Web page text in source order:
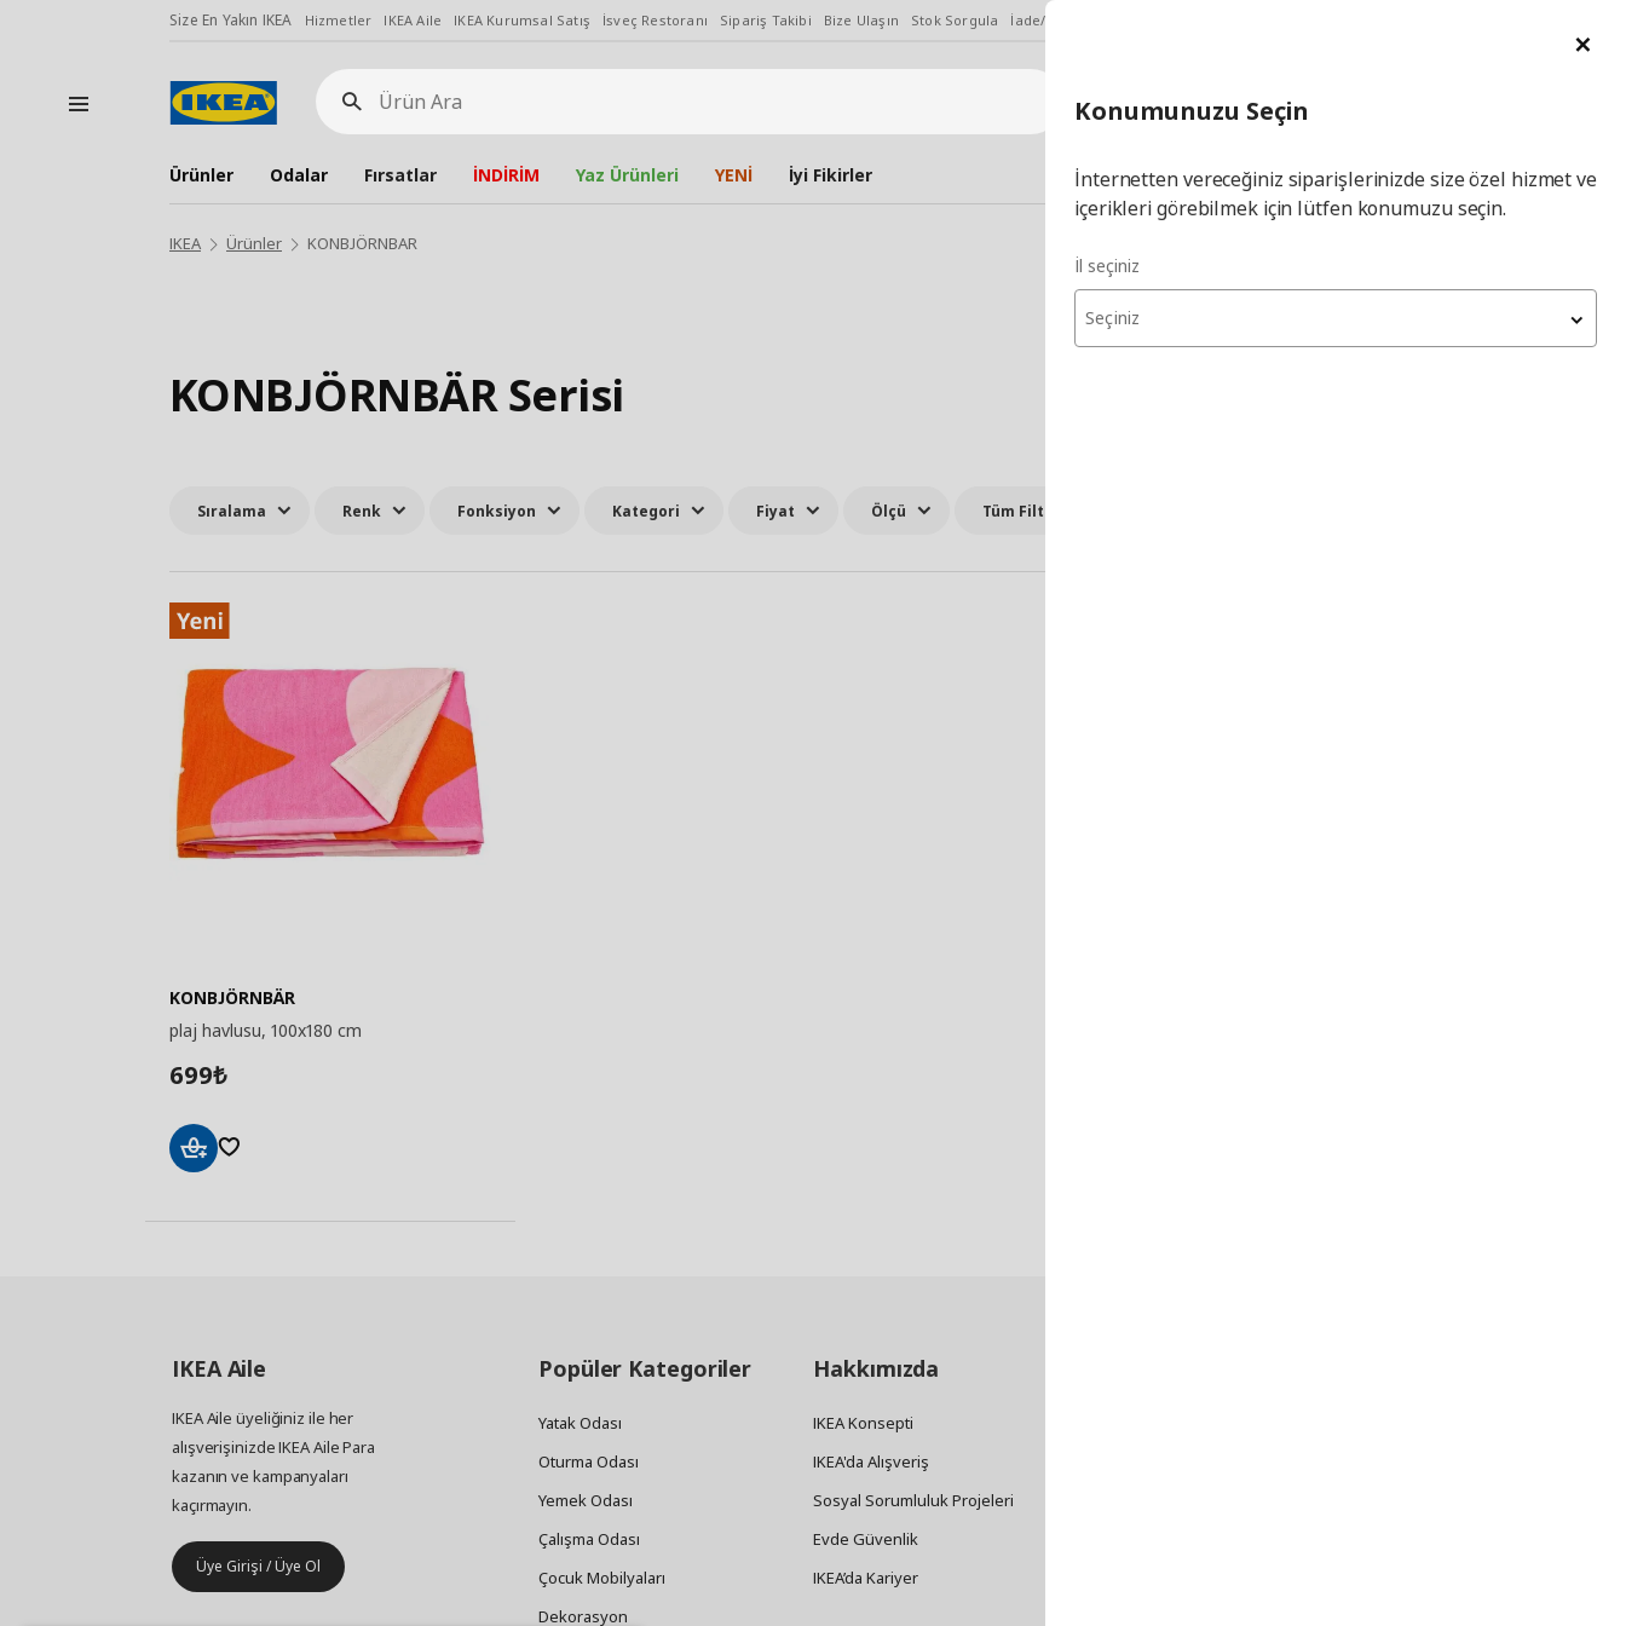
Size En Yakın IKEA Hizmetler IKEA Aile IKEA Kurumsal Satış İsveç Restoranı Sipariş Takibi Bize Ulaşın Stok Sorgula İade/Değişim Talebi
Ürün
Ara
İl Seçiniz İl
Hej! Üye Girişi / Üye Ol
Ürünler Odalar Fırsatlar İNDİRİM Yaz Ürünleri YENİ İyi Fikirler
IKEA Ürünler KONBJÖRNBAR
KONBJÖRNBÄR Serisi
Sıralama Renk Fonksiyon Kategori Fiyat Ölçü Tüm Filtreler
KONBJÖRNBÄR
plaj havlusu, 100x180 cm
699₺
IKEAAile
IKEA Aile üyeliğiniz ile her
alışverişinizde IKEA Aile Para
kazanın ve kampanyaları
kaçırmayın.
Üye Girişi / Üye Ol
Popüler Kategoriler
Yatak Odası
Oturma Odası
Yemek Odası
Çalışma Odası
Çocuk Mobilyaları
Dekorasyon
Hakkımızda
IKEA Konsepti
IKEA'da Alışveriş
Sosyal Sorumluluk Projeleri
Evde Güvenlik
IKEA’da Kariyer
Konumunuzu Seçin
İnternetten vereceğiniz siparişlerinizde size özel hizmet ve
içerikleri görebilmek için lütfen konumuzu seçin.
İl seçiniz
Seçiniz